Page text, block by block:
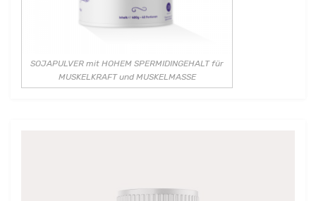
SOJAPULVER mit HOHEM SPERMIDINGEHALT für
MUSKELKRAFT und MUSKELMASSE